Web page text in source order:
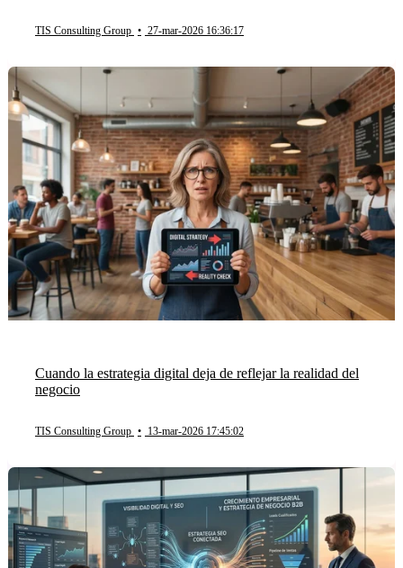
TIS Consulting Group • 27-mar-2026 16:36:17
Cuando la estrategia digital deja de reflejar la realidad del
negocio
TIS Consulting Group • 13-mar-2026 17:45:02